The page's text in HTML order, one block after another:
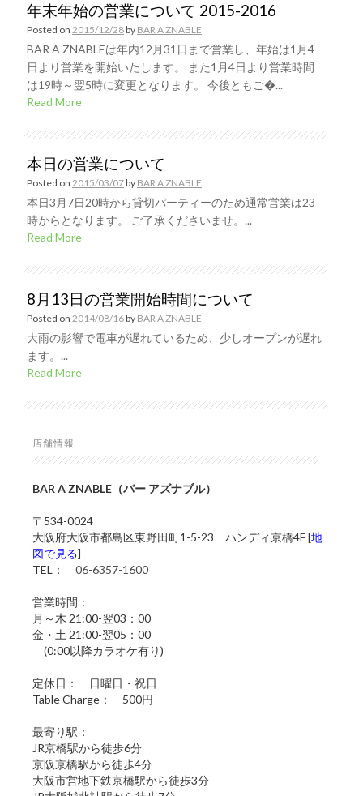
年末年始の営業について 2015-2016
Posted on 2015/12/28by BAR A ZNABLE
BAR A ZNABLEは年内12月31日まで営業し、年始は1月4
日より営業を開始いたします。 また1月4日より営業時間
は19時～翌5時に変更となります。 今後ともご�...
Read More
本日の営業について
Posted on 2015/03/07by BAR A ZNABLE
本日3月7日20時から貸切パーティーのため通常営業は23
時からとなります。 ご了承くださいませ。...
Read More
8月13日の営業開始時間について
Posted on 2014/08/16by BAR A ZNABLE
大雨の影響で電車が遅れているため、少しオープンが遅れ
ます。...
Read More
店舗情報
BAR A ZNABLE（バー アズナブル）
〒534-0024
大阪府大阪市都島区東野田町1-5-23 ハンディ京橋4F [地
図で見る]
TEL： 06-6357-1600
営業時間：
月～木 21:00-翌03：00
金・土 21:00-翌05：00
(0:00以降カラオケ有り)
定休日： 日曜日・祝日
Table Charge： 500円
最寄り駅：
JR京橋駅から徒歩6分
京阪京橋駅から徒歩4分
大阪市営地下鉄京橋駅から徒歩3分